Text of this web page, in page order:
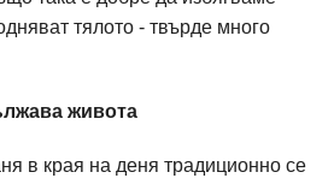
тялото - твърде много
живота
в края на деня традиционно се